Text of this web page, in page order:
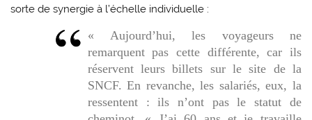
sorte de synergie à l’échelle individuelle :
« Aujourd’hui, les voyageurs ne
remarquent pas cette différente, car ils
réservent leurs billets sur le site de la
SNCF. En revanche, les salariés, eux, la
ressentent : ils n’ont pas le statut de